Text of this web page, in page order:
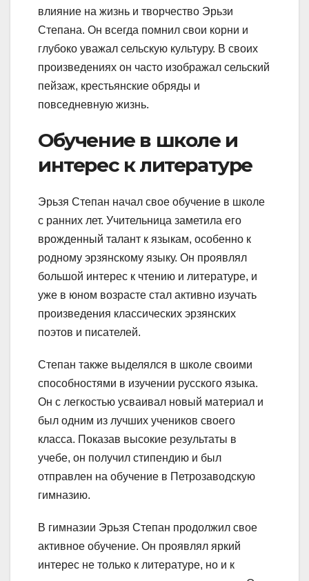
влияние на жизнь и творчество Эрьзи
Степана. Он всегда помнил свои корни и
глубоко уважал сельскую культуру. В своих
произведениях он часто изображал сельский
пейзаж, крестьянские обряды и
повседневную жизнь.
Обучение в школе и
интерес к литературе
Эрьзя Степан начал свое обучение в школе
с ранних лет. Учительница заметила его
врожденный талант к языкам, особенно к
родному эрзянскому языку. Он проявлял
большой интерес к чтению и литературе, и
уже в юном возрасте стал активно изучать
произведения классических эрзянских
поэтов и писателей.
Степан также выделялся в школе своими
способностями в изучении русского языка.
Он с легкостью усваивал новый материал и
был одним из лучших учеников своего
класса. Показав высокие результаты в
учебе, он получил стипендию и был
отправлен на обучение в Петрозаводскую
гимназию.
В гимназии Эрьзя Степан продолжил свое
активное обучение. Он проявлял яркий
интерес не только к литературе, но и к